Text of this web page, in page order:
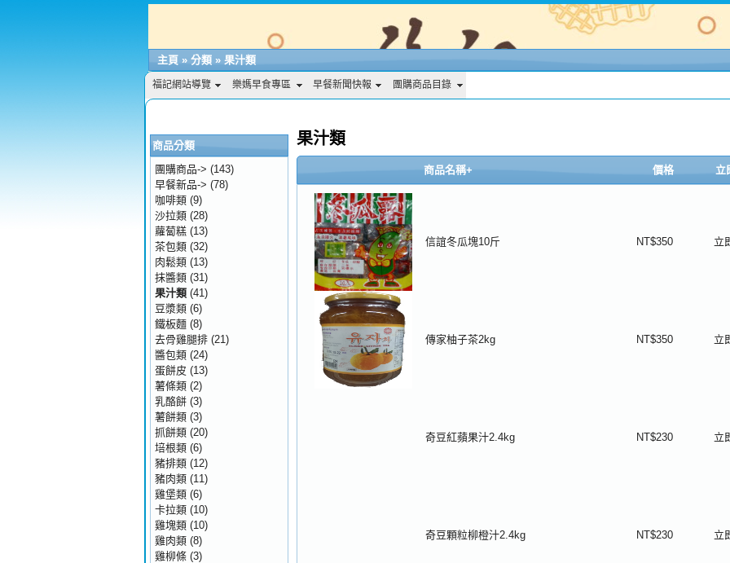
主頁 » 分類 » 果汁類
福記網站導覽 樂媽早食專區 早餐新聞快報 團購商品目錄
果汁類
商品名稱+ 價格 立
信誼冬瓜塊10斤 NT$350 立
傳家柚子茶2kg NT$350 立
奇豆紅蘋果汁2.4kg NT$230 立
奇豆顆粒柳橙汁2.4kg NT$230 立
商品分類
團購商品-> (143)
早餐新品-> (78)
咖啡類 (9)
沙拉類 (28)
蘿蔔糕 (13)
茶包類 (32)
肉鬆類 (13)
抹醬類 (31)
果汁類 (41)
豆漿類 (6)
鐵板麵 (8)
去骨雞腿排 (21)
醬包類 (24)
蛋餅皮 (13)
薯條類 (2)
乳酪餅 (3)
薯餅類 (3)
抓餅類 (20)
培根類 (6)
豬排類 (12)
豬肉類 (11)
雞堡類 (6)
卡拉類 (10)
雞塊類 (10)
雞肉類 (8)
雞柳條 (3)